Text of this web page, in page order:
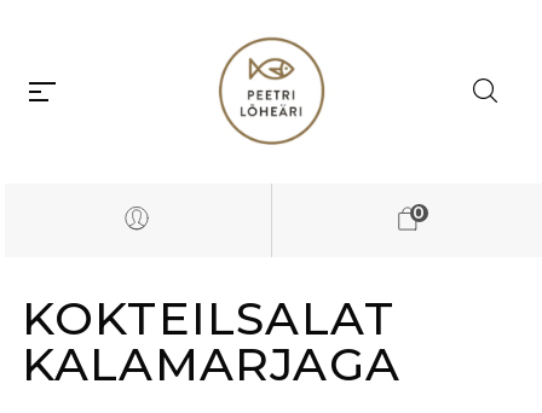
0
KOKTEILSALAT
KALAMARJAGA